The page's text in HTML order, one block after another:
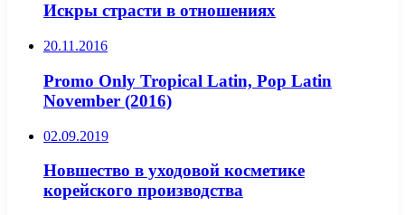
Искры страсти в отношениях
20.11.2016
Promo Only Tropical Latin, Pop Latin
November (2016)
02.09.2019
Новшество в уходовой косметике
корейского производства